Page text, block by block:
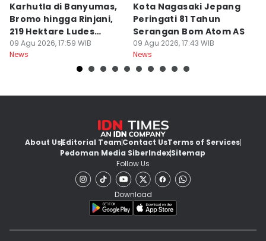
Karhutla di Banyumas,
Bromo hingga Rinjani,
219 Hektare Ludes
Terbakar
09 Agu 2026, 17:59 WIB
News
Kota Nagasaki Jepang
Peringati 81 Tahun
Serangan Bom Atom AS
09 Agu 2026, 17:43 WIB
News
About UsEditorial TeamContact UsTerms of Services
Pedoman Media SiberIndexSitemap
Follow Us
Download